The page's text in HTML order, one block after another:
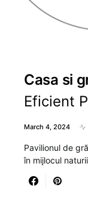
Casa si
Eficient
March 4, 2024
Pavilionul de
în mijlocul